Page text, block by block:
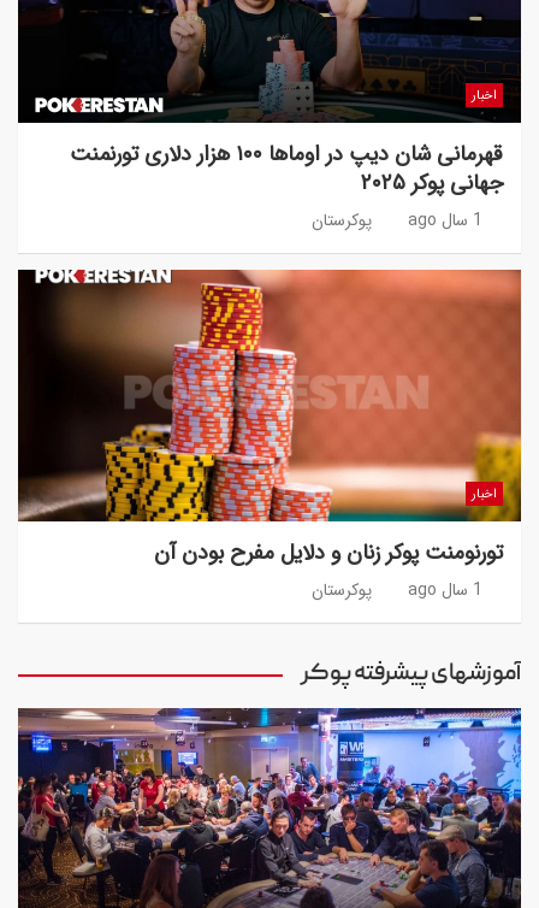
اخبار
قهرمانی شان دیپ در اوماها ۱۰۰ هزار دلاری تورنمنت
جهانی پوکر ۲۰۲۵
1 سال ago پوکرستان
اخبار
تورنومنت پوکر زنان و دلایل مفرح بودن آن
1 سال ago پوکرستان
آموزشهای پیشرفته پوکر